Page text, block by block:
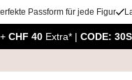
Passform für jede Figur
CHF 40 Extra* | CODE: